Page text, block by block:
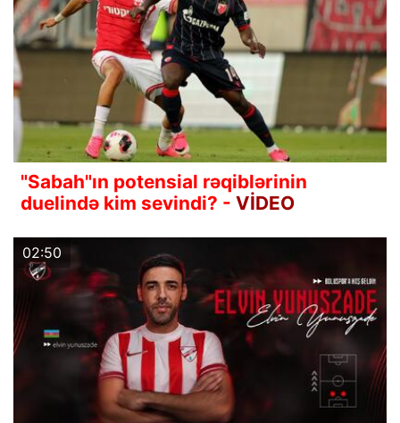
"Sabah"ın potensial rəqiblərinin
duelində kim sevindi? - VİDEO
02:50